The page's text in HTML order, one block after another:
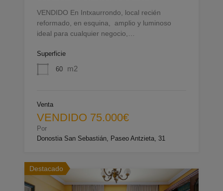
VENDIDO En Intxaurrondo, local recién
reformado, en esquina, amplio y luminoso
ideal para cualquier negocio,…
Superficie
60 m2
Venta
VENDIDO 75.000€
Por
Donostia San Sebastián, Paseo Antzieta, 31
Destacado